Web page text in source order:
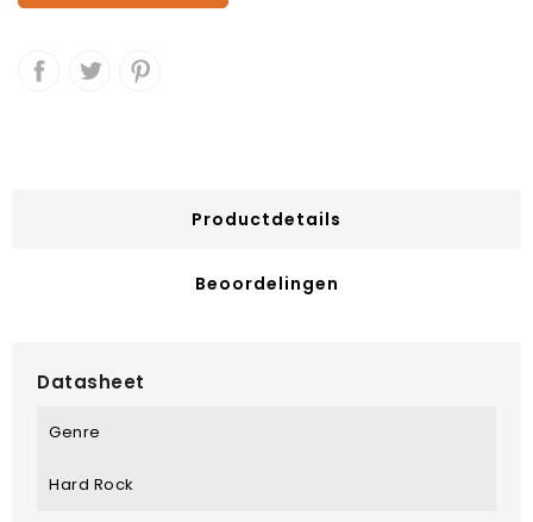
Productdetails
Beoordelingen
Datasheet
Genre
Hard Rock